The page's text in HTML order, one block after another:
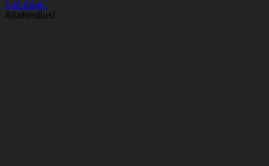
hind
oli:
Loe edasi
Allahindlus!